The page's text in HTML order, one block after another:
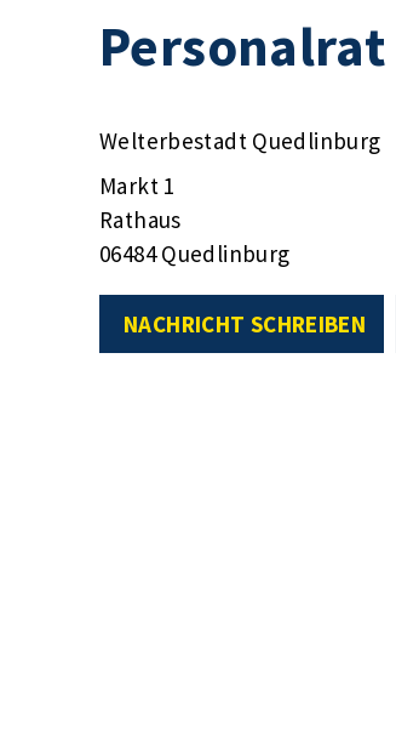
Personalrat
Welterbestadt Quedlinburg
Markt 1
Rathaus
06484 Quedlinburg
NACHRICHT SCHREIBEN